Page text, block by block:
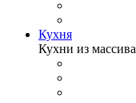
Кухня
Кухни из массива